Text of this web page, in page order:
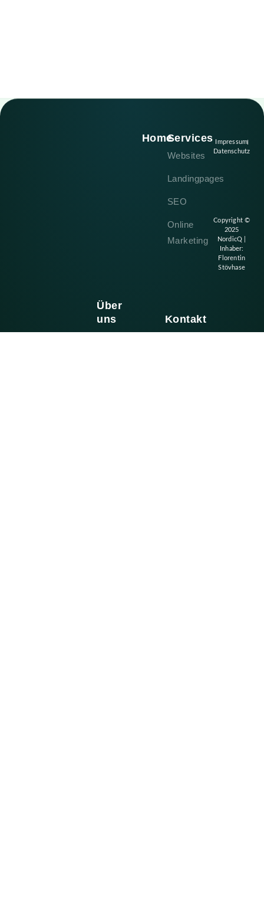
HomeServices
Websites
Landingpages
SEO
Online
Marketing
Über
uns
Kontakt
Impressum
Datenschutz
Copyright ©
2025
NordicQ |
Inhaber:
Florentin
Stövhase